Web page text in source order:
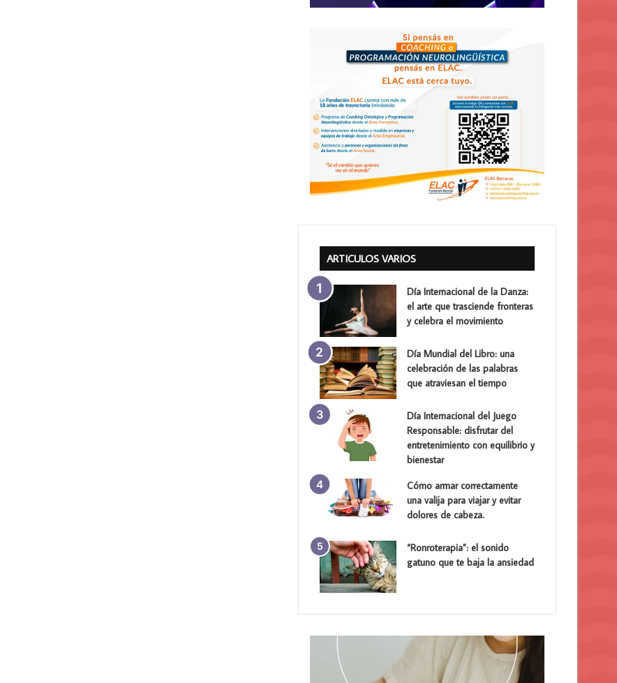
ARTICULOS VARIOS
Día Internacional de la Danza:
el arte que trasciende fronteras
y celebra el movimiento
Día Mundial del Libro: una
celebración de las palabras
que atraviesan el tiempo
Día Internacional del Juego
Responsable: disfrutar del
entretenimiento con equilibrio y
bienestar
Cómo armar correctamente
una valija para viajar y evitar
dolores de cabeza.
“Ronroterapia”: el sonido
gatuno que te baja la ansiedad